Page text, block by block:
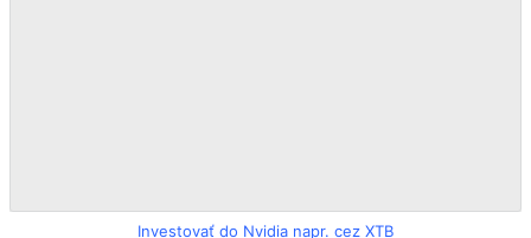
Investovať do Nvidia napr. cez XTB